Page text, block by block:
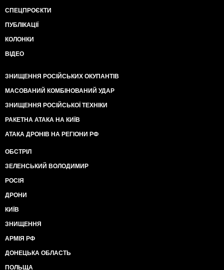
СПЕЦПРОЄКТИ
ПУБЛІКАЦІЇ
КОЛОНКИ
ВІДЕО
ЗНИЩЕННЯ РОСІЙСЬКИХ ОКУПАНТІВ
МАСОВАНИЙ КОМБІНОВАНИЙ УДАР
ЗНИЩЕННЯ РОСІЙСЬКОЇ ТЕХНІКИ
РАКЕТНА АТАКА НА КИЇВ
АТАКА ДРОНІВ НА РЕГІОНИ РФ
ОБСТРІЛ
ЗЕЛЕНСЬКИЙ ВОЛОДИМИР
РОСІЯ
ДРОНИ
КИЇВ
ЗНИЩЕННЯ
АРМІЯ РФ
ДОНЕЦЬКА ОБЛАСТЬ
ПОЛЬЩА